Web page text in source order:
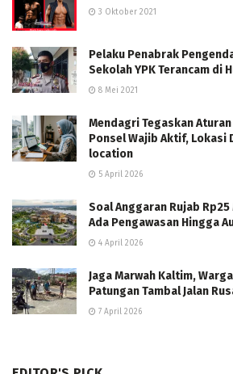
3 Oktober 2021
Pelaku Penabrak
Sekolah YPK Terancam di
8 Mei 2021
Mendagri Tegaskan Aturan
Ponsel Wajib Aktif, Lokasi
location
5 April 2026
Soal Anggaran Rujab
Ada Pengawasan Hingga
4 April 2026
Jaga Marwah Kaltim,
Patungan Tambal Jalan
7 April 2026